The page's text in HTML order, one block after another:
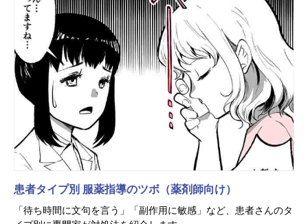
患者タイプ別 服薬指導のツボ（薬剤師向け）
「待ち時間に文句を言う」「副作用に敏感」など、患者さんのタ